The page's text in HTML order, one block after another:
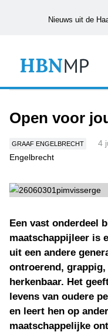
Nieuws uit de
Open voor
GRAAF ENGELBRECHT 4
Engelbrecht
Een vast onderdeel
maatschappijleer is
uit een andere
ontroerend, grappig,
herkenbaar. Het
levens van oudere
en leert hen op
maatschappelijke